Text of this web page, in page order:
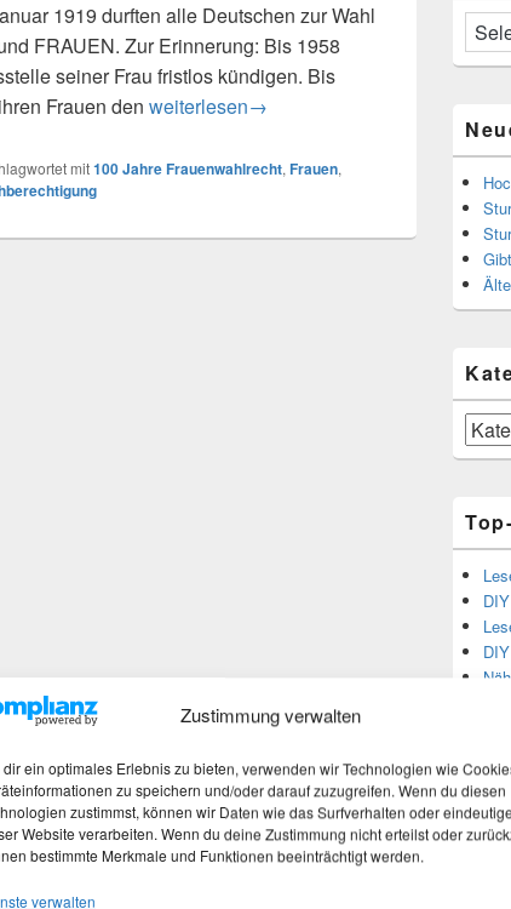
Zustimmung verwalten
dir ein optimales Erlebnis zu bieten, verwenden wir Technologien wie
zu speichern und/oder darauf zuzugreifen. Wenn du diesen
zustimmst, können wir Daten wie das Surfverhalten oder
Website verarbeiten. Wenn du deine Zustimmung nicht erteilst oder
bestimmte Merkmale und Funktionen beeinträchtigt werden.
verwalten
1919 durften alle Deutschen zur Wahl
FRAUEN. Zur Erinnerung: Bis 1958
seiner Frau fristlos kündigen. Bis
Frauen den 100 Jahre Frauenwahlrecht
weiterlesen→
mit100 Jahre Frauenwahlrecht, Frauen,